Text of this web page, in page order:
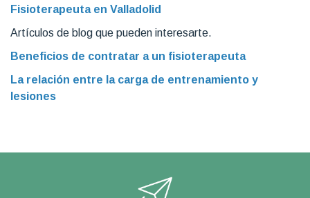
Fisioterapeuta en Valladolid
Artículos de blog que pueden interesarte.
Beneficios de contratar a un fisioterapeuta
La relación entre la carga de entrenamiento y
lesiones